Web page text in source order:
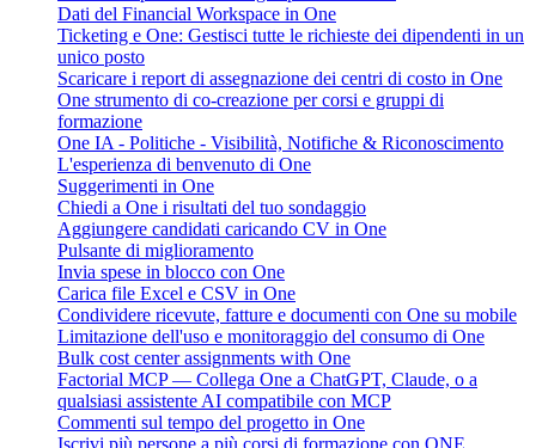
Dati del Financial Workspace in One
Ticketing e One: Gestisci tutte le richieste dei dipendenti in un
unico posto
Scaricare i report di assegnazione dei centri di costo in One
One strumento di co-creazione per corsi e gruppi di
formazione
One IA - Politiche - Visibilità, Notifiche & Riconoscimento
L'esperienza di benvenuto di One
Suggerimenti in One
Chiedi a One i risultati del tuo sondaggio
Aggiungere candidati caricando CV in One
Pulsante di miglioramento
Invia spese in blocco con One
Carica file Excel e CSV in One
Condividere ricevute, fatture e documenti con One su mobile
Limitazione dell'uso e monitoraggio del consumo di One
Bulk cost center assignments with One
Factorial MCP — Collega One a ChatGPT, Claude, o a
qualsiasi assistente AI compatibile con MCP
Commenti sul tempo del progetto in One
Iscrivi più persone a più corsi di formazione con ONE